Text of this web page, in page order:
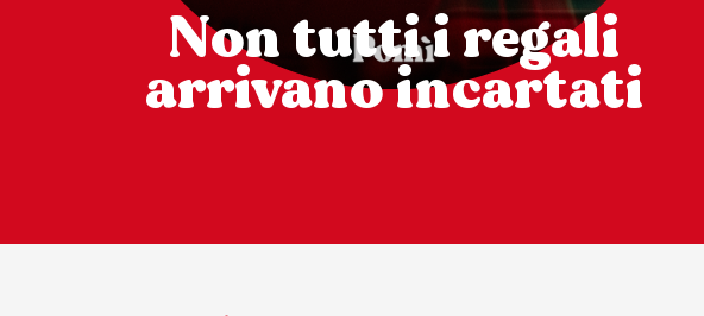
Non tutti i regali
arrivano incartati